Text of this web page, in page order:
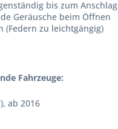
bis zum Anschlag
Geräusche beim Öffnen
(Federn zu leichtgängig)
Fahrzeuge:
ab 2016